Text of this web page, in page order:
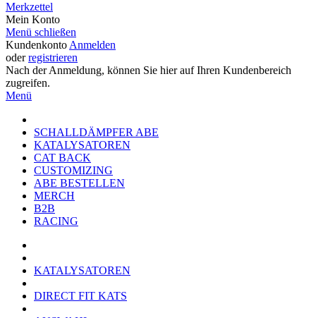
Merkzettel
Mein Konto
Menü schließen
Kundenkonto Anmelden
oderregistrieren
Nach der Anmeldung, können Sie hier auf Ihren Kundenbereich
zugreifen.
Menü
SCHALLDÄMPFER ABE
KATALYSATOREN
CAT BACK
CUSTOMIZING
ABE BESTELLEN
MERCH
B2B
RACING
KATALYSATOREN
DIRECT FIT KATS